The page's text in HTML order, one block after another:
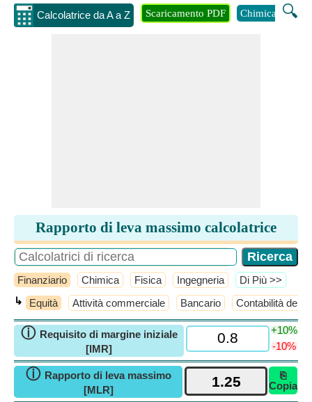
Calcolatrice da A a Z 🔍
Scaricamento PDF Chimica
Rapporto di leva massimo calcolatrice
Finanziario Chimica Fisica Ingegneria ​Di Più >>
↳ Equità Attività commerciale Bancario Contabilità dei
ⓘ Requisito di margine iniziale
[IMR]
+10%
-10%
ⓘ Rapporto di leva massimo
[MLR]
⎘
Copia